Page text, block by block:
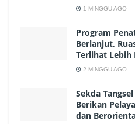
1 MINGGU AGO
Program
Berlanjut,
Terlihat Lebih
2 MINGGU AGO
Sekda
Berikan
dan